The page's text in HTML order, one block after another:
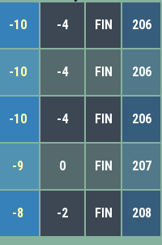
-10 -4 FIN 206
-10 -4 FIN 206
-10 -4 FIN 206
-9 0 FIN 207
-8 -2 FIN 208